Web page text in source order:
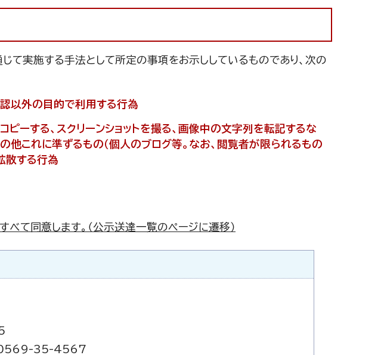
じて実施する手法として所定の事項をお示ししているものであり、次の
以外の目的で利用する行為
ピーする、スクリーンショットを撮る、画像中の文字列を転記するな
の他これに準ずるもの（個人のブログ等。なお、閲覧者が限られるもの
散する行為
べて同意します。（公示送達一覧のページに遷移）
0569-35-4567